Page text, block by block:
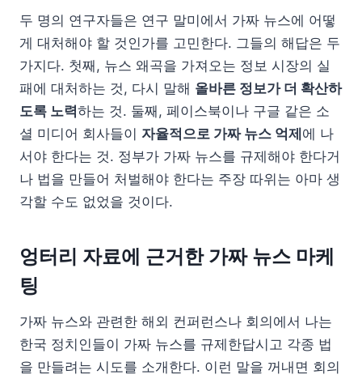
두 명의 연구자들은 연구 말미에서 가짜 뉴스에 어떻
게 대처해야 할 것인가를 고민한다. 그들의 해답은 두
가지다. 첫째, 뉴스 왜곡을 가져오는 정보 시장의 실
패에 대처하는 것, 다시 말해 올바른 정보가 더 확산하
도록 노력하는 것. 둘째, 페이스북이나 구글 같은 소
셜 미디어 회사들이 자율적으로 가짜 뉴스 억제 에 나
서야 한다는 것. 정부가 가짜 뉴스를 규제해야 한다거
나 법을 만들어 처벌해야 한다는 주장 따위는 아마 생
각할 수도 없었을 것이다.
엉터리 자료에 근거한 가짜 뉴스 마케
팅
가짜 뉴스와 관련한 해외 컨퍼런스나 회의에서 나는
한국 정치인들이 가짜 뉴스를 규제한답시고 각종 법
을 만들려는 시도를 소개한다. 이런 말을 꺼내면 회의